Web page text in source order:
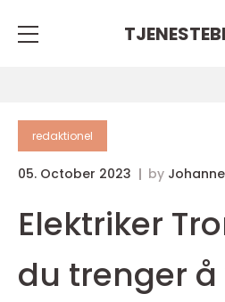
redaktionel
05. October 2023 by
Elektriker
du trenger